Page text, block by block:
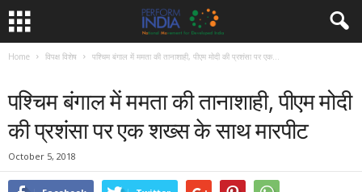
Home विपक्ष विशेष पश्चिम बंगाल में ममता की तानाशाही, पीएम मोदी की प्रशंसा पर एक...
पश्चिम बंगाल में ममता की तानाशाही, पीएम मोदी
की प्रशंसा पर एक शख्स के साथ मारपीट
October 5, 2018